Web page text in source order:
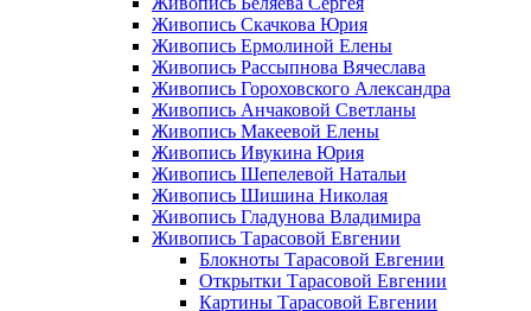
Живопись Скачкова Юрия
Живопись Ермолиной Елены
Живопись Рассыпнова Вячеслава
Живопись Гороховского Александра
Живопись Анчаковой Светланы
Живопись Макеевой Елены
Живопись Ивукина Юрия
Живопись Шепелевой Натальи
Живопись Шишина Николая
Живопись Гладунова Владимира
Живопись Тарасовой Евгении
Блокноты Тарасовой Евгении
Открытки Тарасовой Евгении
Картины Тарасовой Евгении